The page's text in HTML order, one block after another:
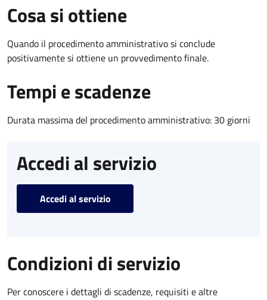
Cosa si ottiene
Quando il procedimento amministrativo si conclude
positivamente si ottiene un provvedimento finale.
Tempi e scadenze
Durata massima del procedimento amministrativo: 30 giorni
Accedi al servizio
Accedi al servizio
Condizioni di servizio
Per conoscere i dettagli di scadenze, requisiti e altre